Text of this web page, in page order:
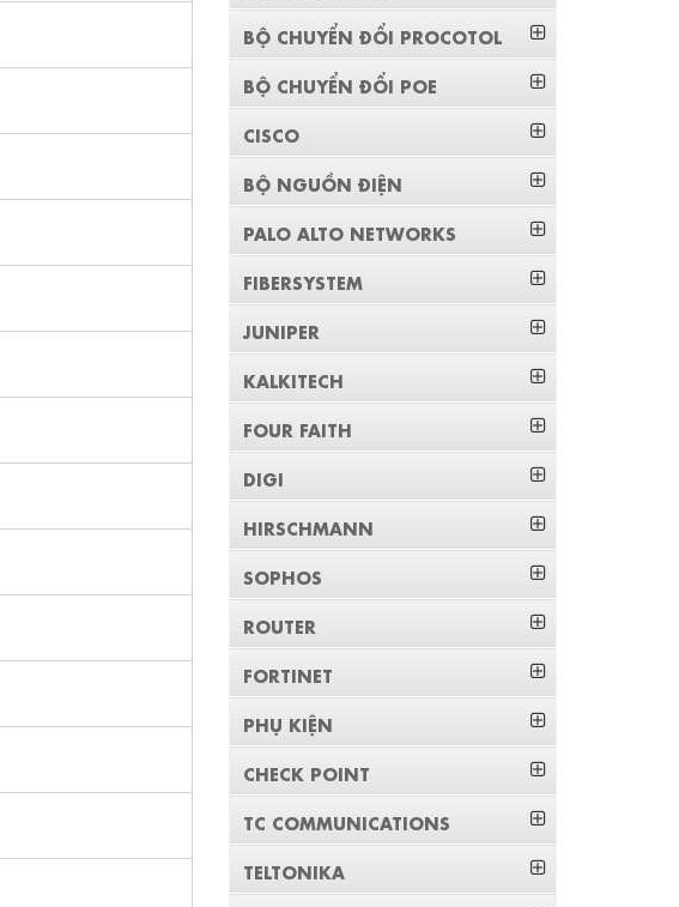
BỘ CHUYỂN ĐỔI PROCOTOL
BỘ CHUYỂN ĐỔI POE
CISCO
BỘ NGUỒN ĐIỆN
PALO ALTO NETWORKS
FIBERSYSTEM
JUNIPER
KALKITECH
FOUR FAITH
DIGI
HIRSCHMANN
SOPHOS
ROUTER
FORTINET
PHỤ KIỆN
CHECK POINT
TC COMMUNICATIONS
TELTONIKA